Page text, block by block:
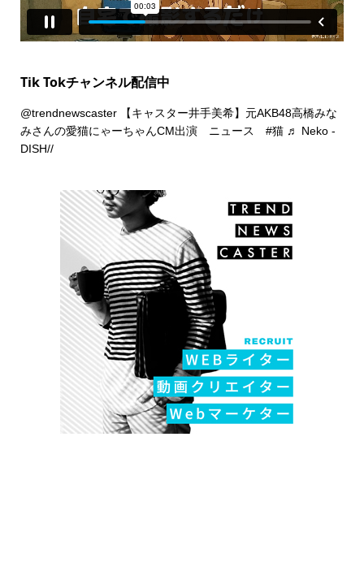
Tik Tokチャンネル配信中
@trendnewscaster【キャスター井手美希】元AKB48高橋みな
みさんの愛猫にゃーちゃんCM出演 ニュース #猫 ♬ Neko -
DISH//